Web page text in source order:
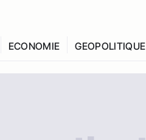
ECONOMIE GEOPOLITIQUE